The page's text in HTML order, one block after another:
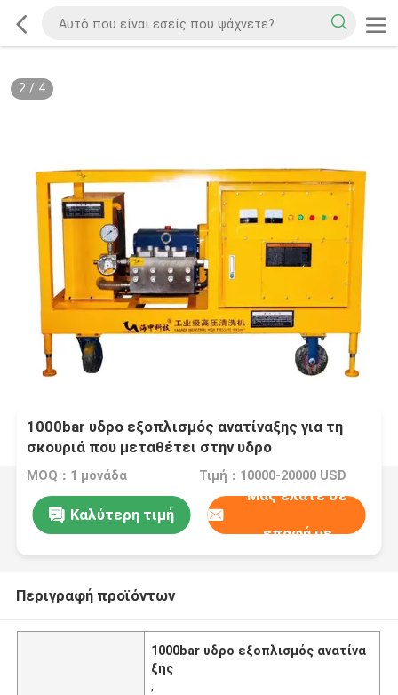
2/ 4
1000bar υδρο εξοπλισμός ανατίναξης για τη
σκουριά που μεταθέτει στην υδρο
αμμοστρωτική μηχανή σκαφών
MOQ：1 μονάδα Τιμή：10000-20000 USD
Καλύτερη τιμή
Μας ελάτε σε
επαφή με
Περιγραφή προϊόντων
1000bar υδρο εξοπλισμός ανατίνα
ξης
,